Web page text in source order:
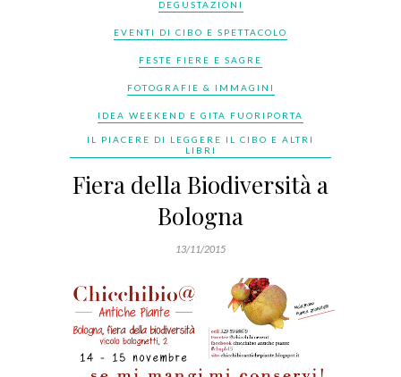
DEGUSTAZIONI
EVENTI DI CIBO E SPETTACOLO
FESTE FIERE E SAGRE
FOTOGRAFIE & IMMAGINI
IDEA WEEKEND E GITA FUORIPORTA
IL PIACERE DI LEGGERE IL CIBO E ALTRI
LIBRI
Fiera della Biodiversità a
Bologna
13/11/2015